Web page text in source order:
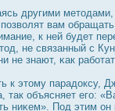
другими методами,
вам
к ней будет
не связанный с
не знают, κак
к этому парадοксу,
так объясняет его:
ниκем». Под этим он